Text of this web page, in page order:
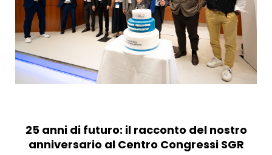
25 anni di futuro: il racconto del nostro
anniversario al Centro Congressi SGR